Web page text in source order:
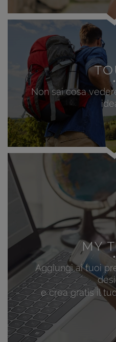
Non sai cosa
MY
Aggiungi ai tuoi
e crea gratis il